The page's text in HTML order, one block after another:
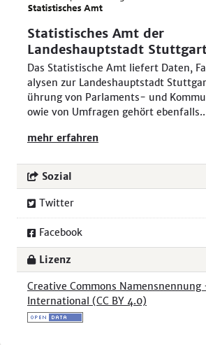
Statistisches Amt der
Landeshauptstadt
Das Statistische Amt liefert Daten,
alysen zur Landeshauptstadt
ührung von Parlaments- und
owie von Umfragen gehört
mehr erfahren
Sozial
Twitter
Facebook
Lizenz
Creative Commons
International (CC BY 4.0)